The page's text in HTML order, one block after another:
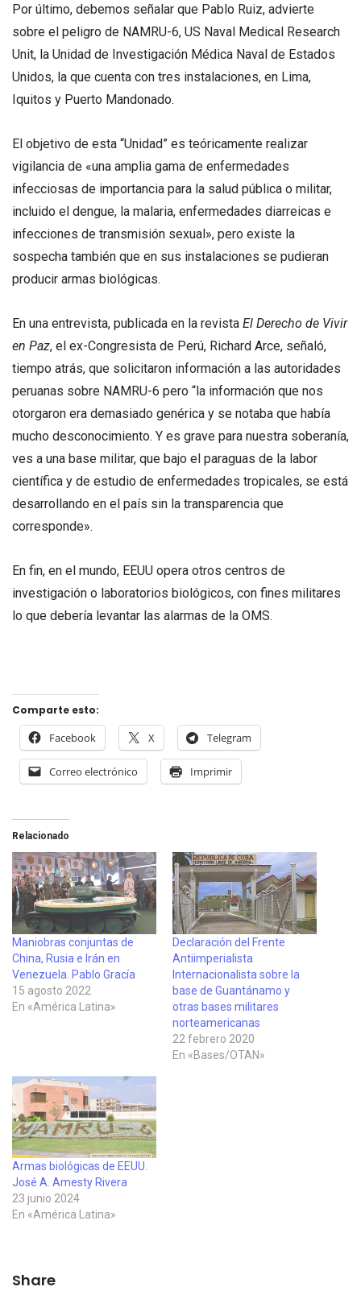
Por último, debemos señalar que Pablo Ruiz, advierte
sobre el peligro de NAMRU-6, US Naval Medical Research
Unit, la Unidad de Investigación Médica Naval de Estados
Unidos, la que cuenta con tres instalaciones, en Lima,
Iquitos y Puerto Mandonado.
El objetivo de esta “Unidad” es teóricamente realizar
vigilancia de «una amplia gama de enfermedades
infecciosas de importancia para la salud pública o militar,
incluido el dengue, la malaria, enfermedades diarreicas e
infecciones de transmisión sexual», pero existe la
sospecha también que en sus instalaciones se pudieran
producir armas biológicas.
En una entrevista, publicada en la revista El Derecho de Vivir
en Paz, el ex-Congresista de Perú, Richard Arce, señaló,
tiempo atrás, que solicitaron información a las autoridades
peruanas sobre NAMRU-6 pero “la información que nos
otorgaron era demasiado genérica y se notaba que había
mucho desconocimiento. Y es grave para nuestra soberanía,
ves a una base militar, que bajo el paraguas de la labor
científica y de estudio de enfermedades tropicales, se está
desarrollando en el país sin la transparencia que
corresponde».
En fin, en el mundo, EEUU opera otros centros de
investigación o laboratorios biológicos, con fines militares
lo que debería levantar las alarmas de la OMS.
Comparte esto:
Facebook X Telegram
Correo electrónico Imprimir
Relacionado
Maniobras conjuntas de
China, Rusia e Irán en
Venezuela. Pablo Gracía
15 agosto 2022
En «América Latina»
Declaración del Frente
Antiimperialista
Internacionalista sobre la
base de Guantánamo y
otras bases militares
norteamericanas
22 febrero 2020
En «Bases/OTAN»
Armas biológicas de EEUU.
José A. Amesty Rivera
23 junio 2024
En «América Latina»
Share